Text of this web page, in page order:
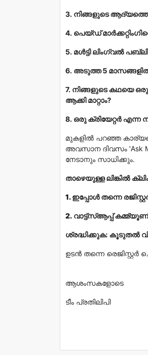
3. നിങ്ങളുടെ
4. പെയ്ഡ്
5. മൾട്ടി ലിംഗ്വൽ
6. അടുത്ത 5
7. നിങ്ങളുടെ കഥയെ
ആക്കി മാറ്റാം?
8. ഒരു ക്രിയേറ്റർ
മുകളിൽ പറഞ്ഞ
അവസാന ദിവസം 'Ask
നേടാനും സാധിക്കും.
താഴെയുള്ള ലിങ്കിൽ
1. ഇപ്പോൾ തന്നെ
2. വാട്ട്സ്ആപ്പ്
ശ്രദ്ധിക്കുക: കൂടുതൽ
ഉടൻ തന്നെ
ആശംസകളോടെ
ടീം പ്രതിലിപി